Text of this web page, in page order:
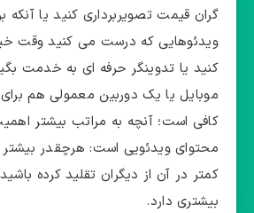
گران قیمت تصویربرداری کنید یا آنکه
ویدئوهایی که درست می کنید وقت
کنید یا تدوینگر حرفه ای به خدمت
موبایل یا یک دوربین معمولی هم برای
کافی است؛ آنچه به مراتب بیشتر
محتوای ویدئویی است: هرچقدر بیشتر
کمتر در آن از دیگران تقلید کرده
بیشتری دارد.